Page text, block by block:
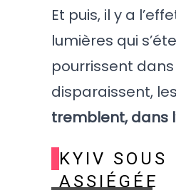
Et puis, il y a
lumières qui
pourrissent
disparaissent,
tremblent, dans
KYIV
ASSIÉGÉE